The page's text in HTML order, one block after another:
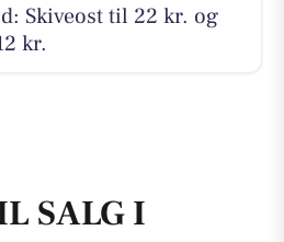
Skiveost til 22 kr. og
kr.
SALG I